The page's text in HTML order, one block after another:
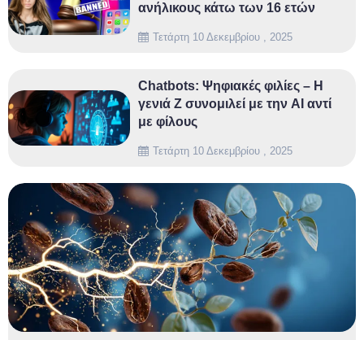
Τετάρτη 10 Δεκεμβρίου , 2025
ανήλικους κάτω των 16 ετών
Τετάρτη 10 Δεκεμβρίου , 2025
Chatbots: Ψηφιακές φιλίες – Η
γενιά Ζ συνομιλεί με την AI αντί
με φίλους